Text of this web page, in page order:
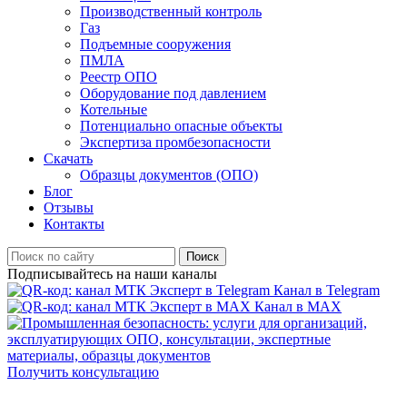
Производственный контроль
Газ
Подъемные сооружения
ПМЛА
Реестр ОПО
Оборудование под давлением
Котельные
Потенциально опасные объекты
Экспертиза промбезопасности
Скачать
Образцы документов (ОПО)
Блог
Отзывы
Контакты
Поиск
Подписывайтесь на наши каналы
Канал в Telegram
Канал в MAX
Получить консультацию